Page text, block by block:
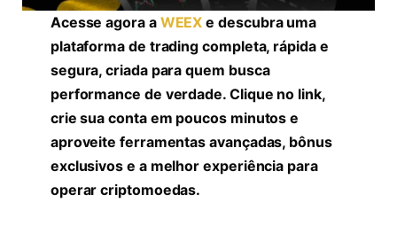
Acesse agora a WEEX e descubra uma
plataforma de trading completa, rápida e
segura, criada para quem busca
performance de verdade. Clique no link,
crie sua conta em poucos minutos e
aproveite ferramentas avançadas, bônus
exclusivos e a melhor experiência para
operar criptomoedas.